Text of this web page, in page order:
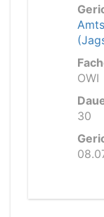
OWI
30